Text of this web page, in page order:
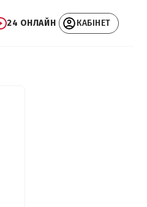
24 ОНЛАЙН КАБІНЕТ